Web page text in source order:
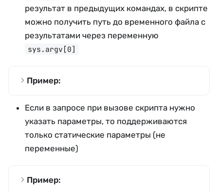
результат в предыдущих командах, в скрипте
можно получить путь до временного файла с
результатами через переменную
sys.argv[0]
Пример:
Если в запросе при вызове скрипта нужно
указать параметры, то поддерживаются
только статические параметры (не
переменные)
Пример: